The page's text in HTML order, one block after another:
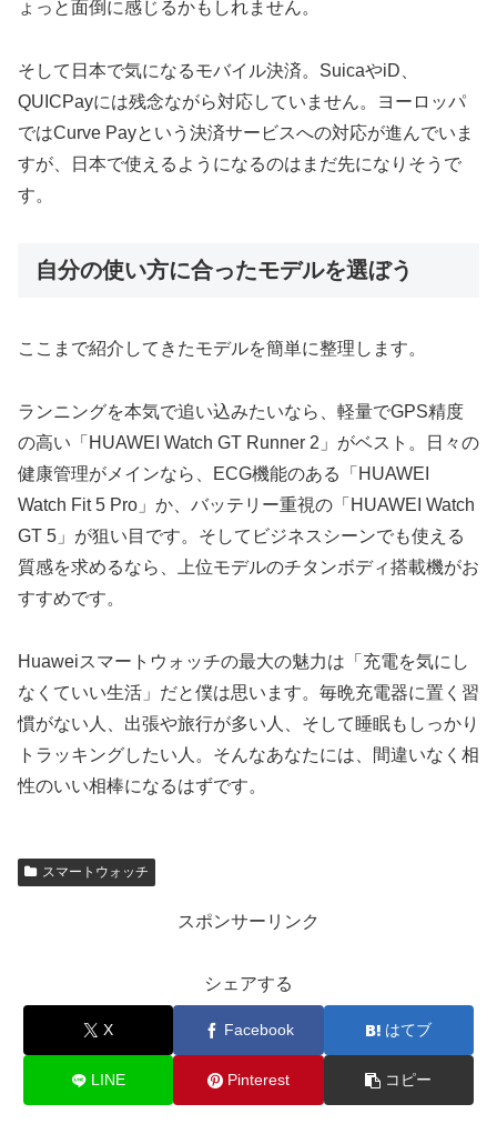
ょっと面倒に感じるかもしれません。
そして日本で気になるモバイル決済。SuicaやiD、
QUICPayには残念ながら対応していません。ヨーロッパ
ではCurve Payという決済サービスへの対応が進んでいま
すが、日本で使えるようになるのはまだ先になりそうで
す。
自分の使い方に合ったモデルを選ぼう
ここまで紹介してきたモデルを簡単に整理します。
ランニングを本気で追い込みたいなら、軽量でGPS精度
の高い「HUAWEI Watch GT Runner 2」がベスト。日々の
健康管理がメインなら、ECG機能のある「HUAWEI
Watch Fit 5 Pro」か、バッテリー重視の「HUAWEI Watch
GT 5」が狙い目です。そしてビジネスシーンでも使える
質感を求めるなら、上位モデルのチタンボディ搭載機がお
すすめです。
Huaweiスマートウォッチの最大の魅力は「充電を気にし
なくていい生活」だと僕は思います。毎晩充電器に置く習
慣がない人、出張や旅行が多い人、そして睡眠もしっかり
トラッキングしたい人。そんなあなたには、間違いなく相
性のいい相棒になるはずです。
スマートウォッチ
スポンサーリンク
シェアする
X Facebook はてブ
LINE Pinterest コピー